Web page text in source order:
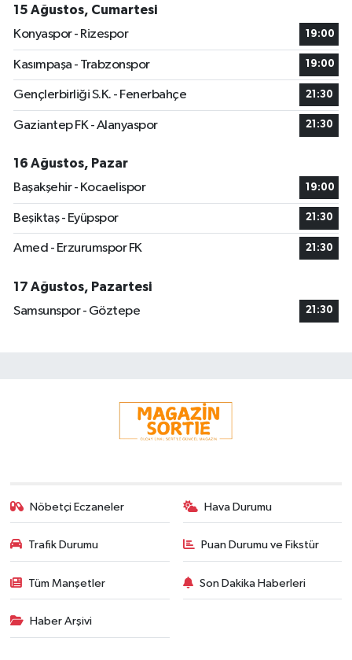
15 Ağustos, Cumartesi
Konyaspor - Rizespor
19:00
Kasımpaşa - Trabzonspor 19:00
Gençlerbirliği S.K. - Fenerbahçe 21:30
Gaziantep FK - Alanyaspor 21:30
16 Ağustos, Pazar
Başakşehir - Kocaelispor
19:00
Beşiktaş - Eyüpspor 21:30
Amed - Erzurumspor FK 21:30
17 Ağustos, Pazartesi
Samsunspor - Göztepe
21:30
Nöbetçi Eczaneler Hava Durumu
Trafik Durumu Puan Durumu ve Fikstür
Tüm Manşetler Son Dakika Haberleri
Haber Arşivi